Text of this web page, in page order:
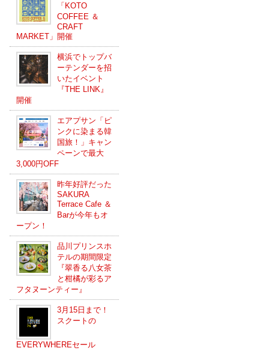
「KOTO
COFFEE ＆
CRAFT
MARKET」開催
横浜でトップバ
ーテンダーを招
いたイベント
『THE LINK』
開催
エアプサン「ピ
ンクに染まる韓
国旅！」キャン
ペーンで最大
3,000円OFF
昨年好評だった
SAKURA
Terrace Cafe ＆
Barが今年もオ
ープン！
品川プリンスホ
テルの期間限定
『翠香る八女茶
と柑橘が彩るア
フタヌーンティー』
3月15日まで！
スクートの
EVERYWHEREセール